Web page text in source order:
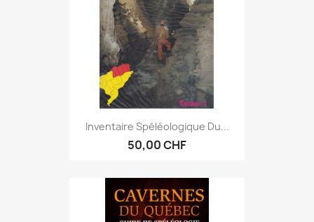
Inventaire Spéléologique Du...
50,00 CHF